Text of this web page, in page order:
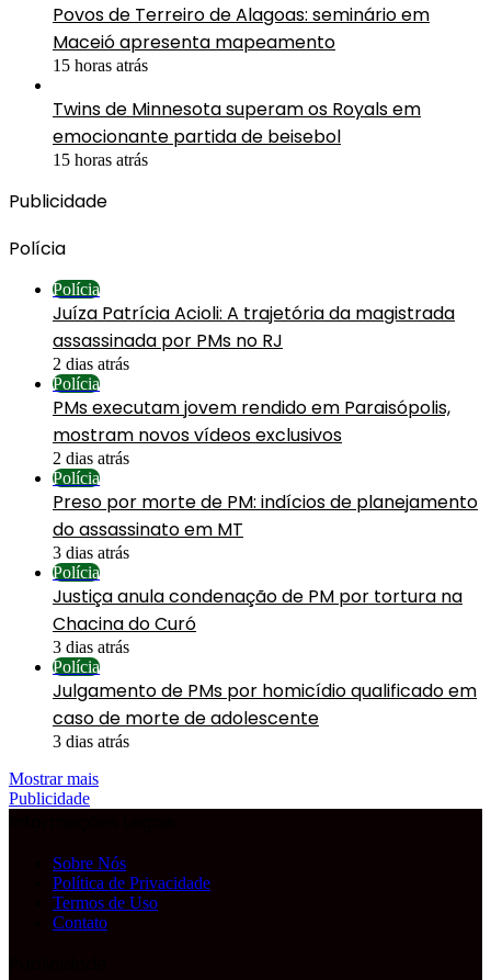
Povos de Terreiro de Alagoas: seminário em
Maceió apresenta mapeamento
15 horas atrás
Twins de Minnesota superam os Royals em
emocionante partida de beisebol
15 horas atrás
Publicidade
Polícia
Polícia
Juíza Patrícia Acioli: A trajetória da magistrada
assassinada por PMs no RJ
2 dias atrás
Polícia
PMs executam jovem rendido em Paraisópolis,
mostram novos vídeos exclusivos
2 dias atrás
Polícia
Preso por morte de PM: indícios de planejamento
do assassinato em MT
3 dias atrás
Polícia
Justiça anula condenação de PM por tortura na
Chacina do Curó
3 dias atrás
Polícia
Julgamento de PMs por homicídio qualificado em
caso de morte de adolescente
3 dias atrás
Mostrar mais
Publicidade
Sobre Nós
Política de Privacidade
Termos de Uso
Contato